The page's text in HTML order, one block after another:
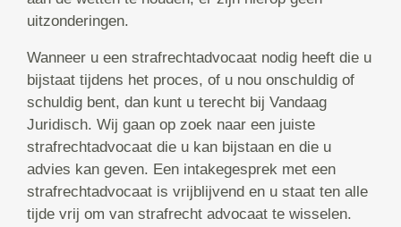
uitzonderingen.
Wanneer u een strafrechtadvocaat nodig heeft die u
bijstaat tijdens het proces, of u nou onschuldig of
schuldig bent, dan kunt u terecht bij Vandaag
Juridisch. Wij gaan op zoek naar een juiste
strafrechtadvocaat die u kan bijstaan en die u
advies kan geven. Een intakegesprek met een
strafrechtadvocaat is vrijblijvend en u staat ten alle
tijde vrij om van strafrecht advocaat te wisselen.